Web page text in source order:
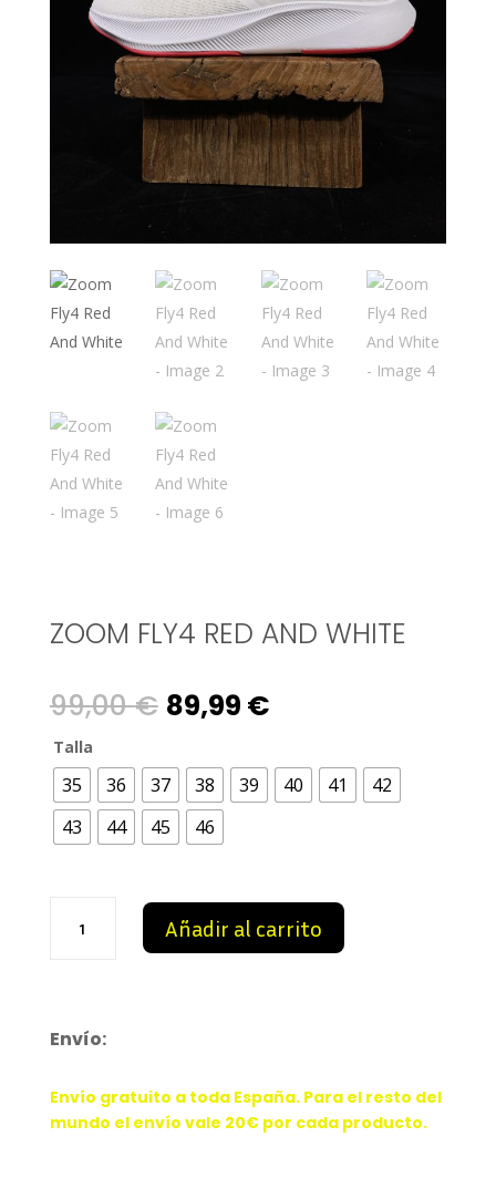
ZOOM FLY4 RED AND WHITE
99,00€ Original
was:
99,00 €.
89,99 €Current
is:
Talla
35 36 37 38 39 40 41
42
43
44 45 46
cantidad
Añadir al carrito
Envío:
Envío gratuito a toda España. Para el resto del
mundo el envío vale 20€ por cada producto.